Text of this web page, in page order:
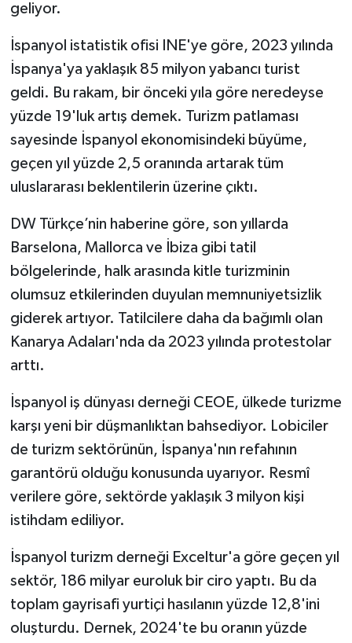
geliyor.
İspanyol istatistik ofisi INE'ye göre, 2023 yılında
İspanya'ya yaklaşık 85 milyon yabancı turist
geldi. Bu rakam, bir önceki yıla göre neredeyse
yüzde 19'luk artış demek. Turizm patlaması
sayesinde İspanyol ekonomisindeki büyüme,
geçen yıl yüzde 2,5 oranında artarak tüm
uluslararası beklentilerin üzerine çıktı.
DW Türkçe’nin haberine göre, son yıllarda
Barselona, Mallorca ve İbiza gibi tatil
bölgelerinde, halk arasında kitle turizminin
olumsuz etkilerinden duyulan memnuniyetsizlik
giderek artıyor. Tatilcilere daha da bağımlı olan
Kanarya Adaları'nda da 2023 yılında protestolar
arttı.
İspanyol iş dünyası derneği CEOE, ülkede turizme
karşı yeni bir düşmanlıktan bahsediyor. Lobiciler
de turizm sektörünün, İspanya'nın refahının
garantörü olduğu konusunda uyarıyor. Resmî
verilere göre, sektörde yaklaşık 3 milyon kişi
istihdam ediliyor.
İspanyol turizm derneği Exceltur'a göre geçen yıl
sektör, 186 milyar euroluk bir ciro yaptı. Bu da
toplam gayrisafi yurtiçi hasılanın yüzde 12,8'ini
oluşturdu. Dernek, 2024'te bu oranın yüzde